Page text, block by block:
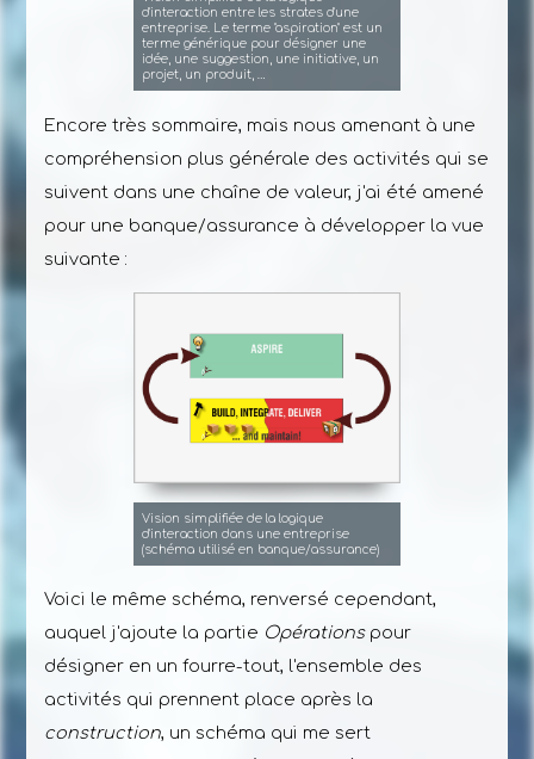
d'interaction entre les strates d'une
entreprise. Le terme "aspiration" est un
terme générique pour désigner une
idée, une suggestion, une initiative, un
projet, un produit, …
Encore très sommaire, mais nous amenant à une
compréhension plus générale des activités qui se
suivent dans une chaîne de valeur, j'ai été amené
pour une banque/assurance à développer la vue
suivante :
Vision simplifiée de la logique
d'interaction dans une entreprise
(schéma utilisé en banque/assurance)
Voici le même schéma, renversé cependant,
auquel j'ajoute la partie Opérationspour
désigner en un fourre-tout, l'ensemble des
activités qui prennent place après la
construction, un schéma qui me sert